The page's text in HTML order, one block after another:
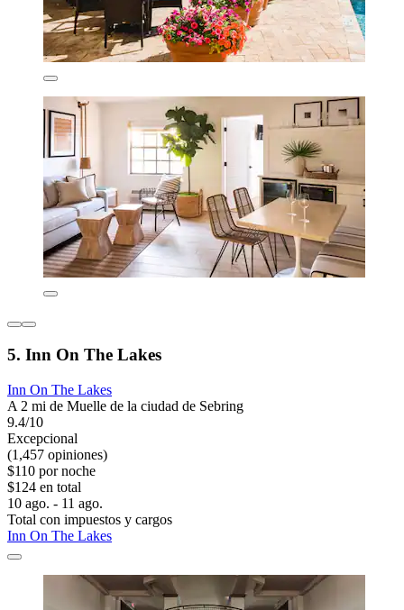
5. Inn On The Lakes
Inn On The Lakes
A 2 mi de Muelle de la ciudad de Sebring
9.4/10
Excepcional
(1,457 opiniones)
$110 por noche
$124 en total
10 ago. - 11 ago.
Total con impuestos y cargos
Inn On The Lakes